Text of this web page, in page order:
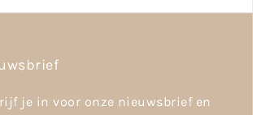
je in voor onze nieuwsbrief en